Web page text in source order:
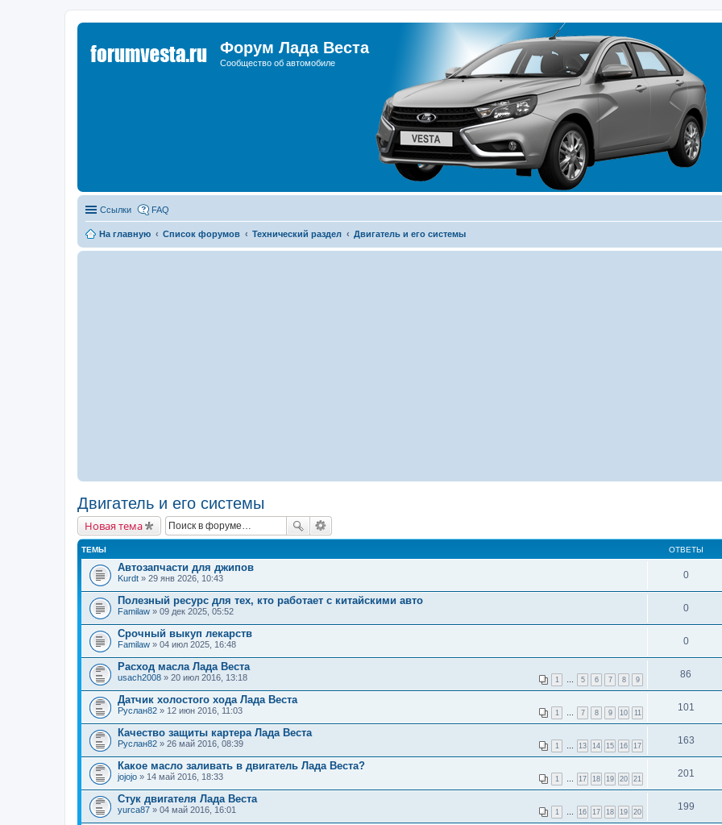
Форум Лада Веста
Сообщество об автомобиле
Ссылки FAQ
На главную Список форумов Технический раздел Двигатель и его системы
Двигатель и его системы
Новая тема
ТЕМЫ ОТВЕТЫ
Автозапчасти для джипов
Kurdt » 29 янв 2026, 10:43 0
Полезный ресурс для тех, кто работает с китайскими авто
Familaw » 09 дек 2025, 05:52 0
Cрочный выкуп лекарств
Familaw » 04 июл 2025, 16:48 0
Расход масла Лада Веста
1 … 5 6 7 8 9
usach2008 » 20 июл 2016, 13:18 86
Датчик холостого хода Лада Веста
1 … 7 8 9 10 11
Руслан82 » 12 июн 2016, 11:03 101
Качество защиты картера Лада Веста
1 … 13 14 15 16 17
Руслан82 » 26 май 2016, 08:39 163
Какое масло заливать в двигатель Лада Веста?
1 … 17 18 19 20 21
jojojo » 14 май 2016, 18:33 201
Стук двигателя Лада Веста
1 … 16 17 18 19 20
yurca87 » 04 май 2016, 16:01 199